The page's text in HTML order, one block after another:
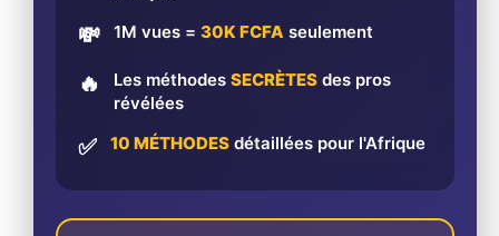
💸 1M vues = 30K FCFA seulement
🔥 Les méthodes SECRÈTES des pros
révélées
✅ 10 MÉTHODES détaillées pour l'Afrique